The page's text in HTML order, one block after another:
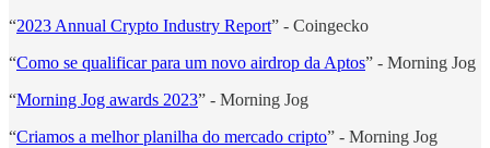
“2023 Annual Crypto Industry Report” - Coingecko
“Como se qualificar para um novo airdrop da Aptos” - Morning Jog
“Morning Jog awards 2023” - Morning Jog
“Criamos a melhor planilha do mercado cripto” - Morning Jog